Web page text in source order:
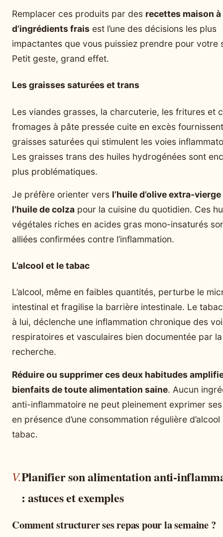
Remplacer ces produits par des recettes maison à
d’ingrédients frais est l’une des décisions les plus
impactantes que vous puissiez prendre pour votre
Petit geste, grand effet.
Les graisses saturées et trans
Les viandes grasses, la charcuterie, les fritures et
fromages à pâte pressée cuite en excès
graisses saturées qui stimulent les voies
Les graisses trans des huiles hydrogénées sont
plus problématiques.
Je préfère orienter vers l’huile d’olive extra-
l’huile de colza pour la cuisine du quotidien. Ces
végétales riches en acides gras mono-insaturés
alliées confirmées contre l’inflammation.
L’alcool et le tabac
L’alcool, même en faibles quantités, perturbe le
intestinal et fragilise la barrière intestinale. Le
à lui, déclenche une inflammation chronique des
respiratoires et vasculaires bien documentée par la
recherche.
Réduire ou supprimer ces deux habitudes
bienfaits de toute alimentation saine. Aucun
anti-inflammatoire ne peut pleinement exprimer
en présence d’une consommation régulière d’alcool
tabac.
Planifier son alimentation anti-
: astuces et exemples
Comment structurer ses repas pour la semaine ?